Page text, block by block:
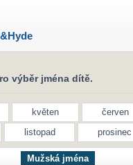
výběr jména dítě.
květen
červen
listopad prosinec
Mužská jména